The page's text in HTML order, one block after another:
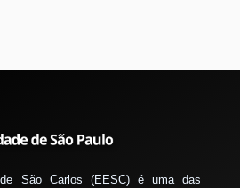
São Carlos (EESC) é uma das